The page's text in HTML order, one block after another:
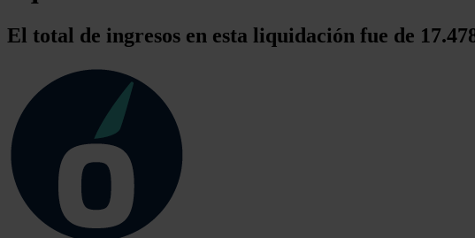
El total de ingresos en esta liquidación fue de